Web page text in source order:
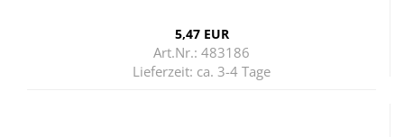
5,47 EUR
Art.Nr.: 483186
Lieferzeit: ca. 3-4 Tage